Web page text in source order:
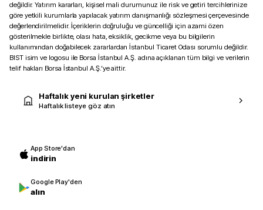
değildir. Yatırım kararları, kişisel mali durumunuz ile risk ve getiri tercihlerinize
göre yetkili kurumlarla yapılacak yatırım danışmanlığı sözleşmesi çerçevesinde
değerlendirilmelidir. İçeriklerin doğruluğu ve güncelliği için azami özen
gösterilmekle birlikte, olası hata, eksiklik, gecikme veya bu bilgilerin
kullanımından doğabilecek zararlardan İstanbul Ticaret Odası sorumlu değildir.
BIST isim ve logosu ile Borsa İstanbul A.Ş. adına açıklanan tüm bilgi ve verilerin
telif hakları Borsa İstanbul A.Ş.’ye aittir.
Haftalık yeni kurulan şirketler
Haftalık listeye göz atın
App Store'dan
indirin
Google Play'den
alın